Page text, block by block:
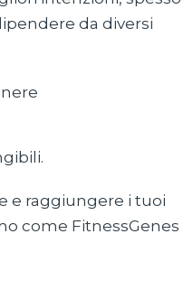
da diversi
e raggiungere i tuoi
come FitnessGenes